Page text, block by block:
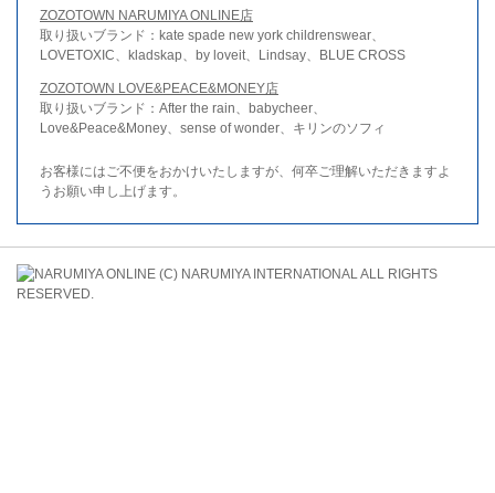
ZOZOTOWN NARUMIYA ONLINE店
取り扱いブランド：kate spade new york childrenswear、
LOVETOXIC、kladskap、by loveit、Lindsay、BLUE CROSS
ZOZOTOWN LOVE&PEACE&MONEY店
取り扱いブランド：After the rain、babycheer、
Love&Peace&Money、sense of wonder、キリンのソフィ
お客様にはご不便をおかけいたしますが、何卒ご理解いただきますよ
うお願い申し上げます。